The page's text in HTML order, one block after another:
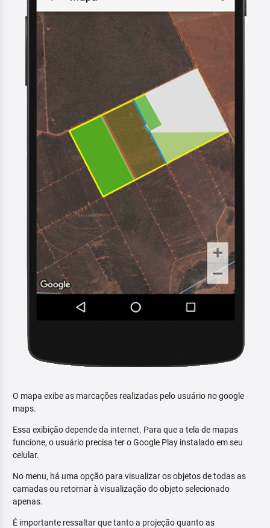
O mapa exibe as marcações realizadas pelo usuário no google
maps.
Essa exibição depende da internet. Para que a tela de mapas
funcione, o usuário precisa ter o Google Play instalado em seu
celular.
No menu, há uma opção para visualizar os objetos de todas as
camadas ou retornar à visualização do objeto selecionado
apenas.
É importante ressaltar que tanto a projeção quanto as